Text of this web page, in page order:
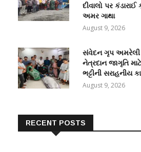
દીવાલો પર કંડારાઈ
અમર ગાથા
August 9, 2026
સંવેદન ગૃપ અમરેલી
નેત્રદાન જાગૃતિ
ભટ્ટીની સરાહનીય
August 9, 2026
RECENT POSTS